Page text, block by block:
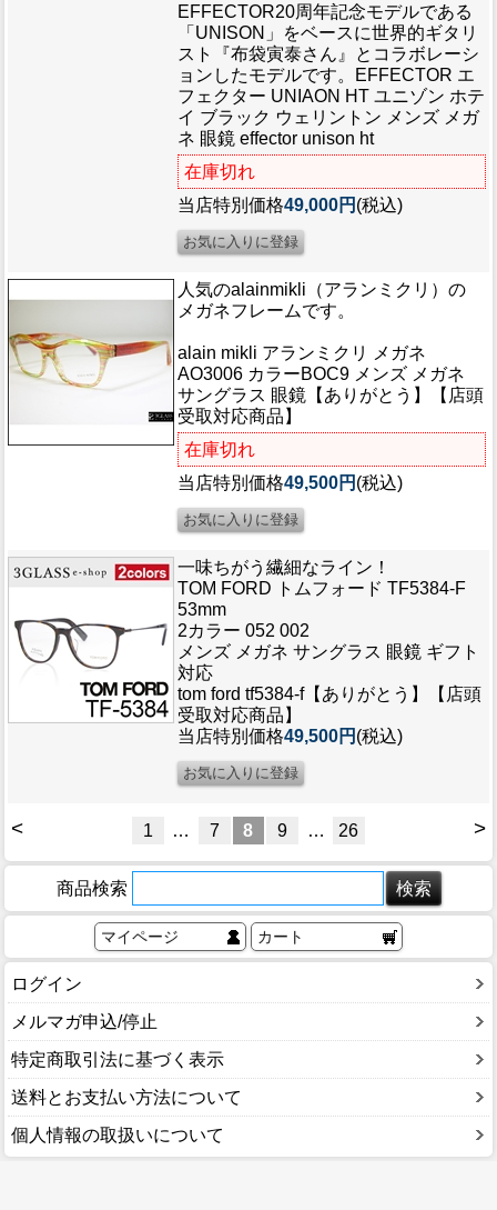
EFFECTOR20周年記念モデルである
「UNISON」をベースに世界的ギタリ
スト『布袋寅泰さん』とコラボレーシ
ョンしたモデルです。
EFFECTOR エ
フェクター UNIAON HT ユニゾン ホテ
イ ブラック ウェリントン メンズ メガ
ネ 眼鏡 effector unison ht
在庫切れ
当店特別価格49,000円 (税込)
人気のalainmikli（アランミクリ）の
メガネフレームです。
alain mikli アランミクリ メガネ
AO3006 カラーBOC9 メンズ メガネ
サングラス 眼鏡【ありがとう】【店頭
受取対応商品】
在庫切れ
当店特別価格49,500円 (税込)
一味ちがう繊細なライン！
TOM FORD トムフォード TF5384-F
53mm
2カラー 052 002
メンズ メガネ サングラス 眼鏡 ギフト
対応
tom ford tf5384-f【ありがとう】【店頭
受取対応商品】
当店特別価格49,500円 (税込)
< >
1 … 7 8 9 … 26
商品検索
マイページ カート
ログイン
メルマガ申込/停止
特定商取引法に基づく表示
送料とお支払い方法について
個人情報の取扱いについて